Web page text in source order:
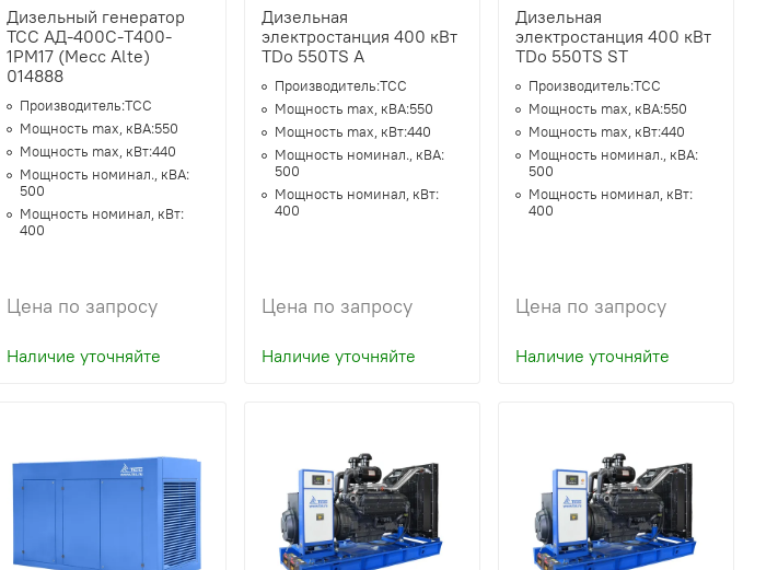
Дизельный генератор
ТСС АД-400С-Т400-
1РМ17 (Mecc Alte)
014888
Производитель:ТСС
Мощность max, кВА:550
Мощность max, кВт:440
Мощность номинал., кВА:
500
Мощность номинал, кВт:
400
Наличие уточняйте
Цена по запросу
Дизельная
электростанция 400 кВт
TDo 550TS A
Производитель:ТСС
Мощность max, кВА:550
Мощность max, кВт:440
Мощность номинал., кВА:
500
Мощность номинал, кВт:
400
Наличие уточняйте
Цена по запросу
Дизельная
электростанция 400 кВт
TDo 550TS ST
Производитель:ТСС
Мощность max, кВА:550
Мощность max, кВт:440
Мощность номинал., кВА:
500
Мощность номинал, кВт:
400
Наличие уточняйте
Цена по запросу